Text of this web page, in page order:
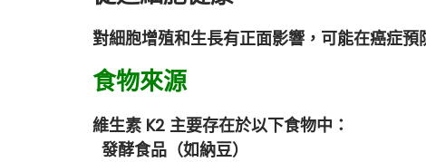
對細胞增殖和生長有正面影響，可能在癌症預
食物來源
維生素 K2 主要存在於以下食物中：
發酵食品（如納豆）